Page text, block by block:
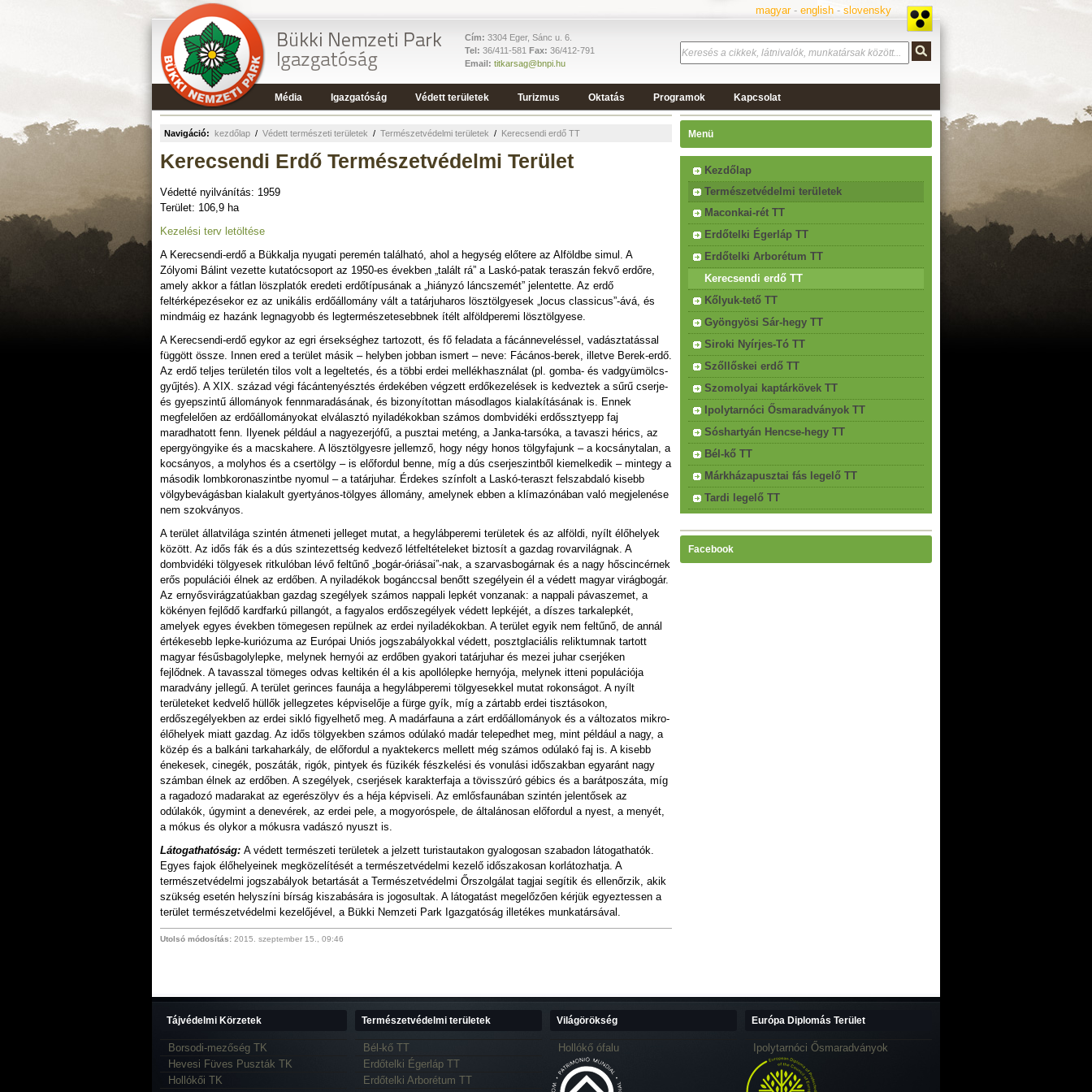
magyar- english - slovensky
Cím: 3304 Eger, Sánc u. 6.
Tel: 36/411-581 Fax: 36/412-791
Email: titkarsag@bnpi.hu
Média Igazgatóság Védett területek Turizmus Oktatás Programok Kapcsolat
Navigáció: kezdőlap / Védett természeti területek / Természetvédelmi területek / Kerecsendi erdő TT
Kerecsendi Erdő Természetvédelmi Terület
Védetté nyilvánítás: 1959
Terület: 106,9 ha
Kezelési terv letöltése
A Kerecsendi-erdő a Bükkalja nyugati peremén található, ahol a hegység előtere az Alföldbe simul. A
Zólyomi Bálint vezette kutatócsoport az 1950-es években „talált rá” a Laskó-patak teraszán fekvő erdőre,
amely akkor a fátlan löszplatók eredeti erdőtípusának a „hiányzó láncszemét” jelentette. Az erdő
feltérképezésekor ez az unikális erdőállomány vált a tatárjuharos lösztölgyesek „locus classicus”-ává, és
mindmáig ez hazánk legnagyobb és legtermészetesebbnek ítélt alföldperemi lösztölgyese.
A Kerecsendi-erdő egykor az egri érsekséghez tartozott, és fő feladata a fácánneveléssel, vadásztatással
függött össze. Innen ered a terület másik – helyben jobban ismert – neve: Fácános-berek, illetve Berek-erdő.
Az erdő teljes területén tilos volt a legeltetés, és a többi erdei mellékhasználat (pl. gomba- és vadgyümölcs-
gyűjtés). A XIX. század végi fácántenyésztés érdekében végzett erdőkezelések is kedveztek a sűrű cserje-
és gyepszintű állományok fennmaradásának, és bizonyítottan másodlagos kialakításának is. Ennek
megfelelően az erdőállományokat elválasztó nyiladékokban számos dombvidéki erdőssztyepp faj
maradhatott fenn. Ilyenek például a nagyezerjófű, a pusztai meténg, a Janka-tarsóka, a tavaszi hérics, az
epergyöngyike és a macskahere. A lösztölgyesre jellemző, hogy négy honos tölgyfajunk – a kocsánytalan, a
kocsányos, a molyhos és a csertölgy – is előfordul benne, míg a dús cserjeszintből kiemelkedik – mintegy a
második lombkoronaszintbe nyomul – a tatárjuhar. Érdekes színfolt a Laskó-teraszt felszabdaló kisebb
völgybevágásban kialakult gyertyános-tölgyes állomány, amelynek ebben a klímazónában való megjelenése
nem szokványos.
A terület állatvilága szintén átmeneti jelleget mutat, a hegylábperemi területek és az alföldi, nyílt élőhelyek
között. Az idős fák és a dús szintezettség kedvező létfeltételeket biztosít a gazdag rovarvilágnak. A
dombvidéki tölgyesek ritkulóban lévő feltűnő „bogár-óriásai”-nak, a szarvasbogárnak és a nagy hőscincérnek
erős populációi élnek az erdőben. A nyiladékok bogánccsal benőtt szegélyein él a védett magyar virágbogár.
Az ernyősvirágzatúakban gazdag szegélyek számos nappali lepkét vonzanak: a nappali pávaszemet, a
kökényen fejlődő kardfarkú pillangót, a fagyalos erdőszegélyek védett lepkéjét, a díszes tarkalepkét,
amelyek egyes években tömegesen repülnek az erdei nyiladékokban. A terület egyik nem feltűnő, de annál
értékesebb lepke-kuriózuma az Európai Uniós jogszabályokkal védett, posztglaciális reliktumnak tartott
magyar fésűsbagolylepke, melynek hernyói az erdőben gyakori tatárjuhar és mezei juhar cserjéken
fejlődnek. A tavasszal tömeges odvas keltikén él a kis apollólepke hernyója, melynek itteni populációja
maradvány jellegű. A terület gerinces faunája a hegylábperemi tölgyesekkel mutat rokonságot. A nyílt
területeket kedvelő hüllők jellegzetes képviselője a fürge gyík, míg a zártabb erdei tisztásokon,
erdőszegélyekben az erdei sikló figyelhető meg. A madárfauna a zárt erdőállományok és a változatos mikro-
élőhelyek miatt gazdag. Az idős tölgyekben számos odúlakó madár telepedhet meg, mint például a nagy, a
közép és a balkáni tarkaharkály, de előfordul a nyaktekercs mellett még számos odúlakó faj is. A kisebb
énekesek, cinegék, poszáták, rigók, pintyek és füzikék fészkelési és vonulási időszakban egyaránt nagy
számban élnek az erdőben. A szegélyek, cserjések karakterfaja a tövisszúró gébics és a barátposzáta, míg
a ragadozó madarakat az egerészölyv és a héja képviseli. Az emlősfaunában szintén jelentősek az
odúlakók, úgymint a denevérek, az erdei pele, a mogyoróspele, de általánosan előfordul a nyest, a menyét,
a mókus és olykor a mókusra vadászó nyuszt is.
Látogathatóság: A védett természeti területek a jelzett turistautakon gyalogosan szabadon látogathatók.
Egyes fajok élőhelyeinek megközelítését a természetvédelmi kezelő időszakosan korlátozhatja. A
természetvédelmi jogszabályok betartását a Természetvédelmi Őrszolgálat tagjai segítik és ellenőrzik, akik
szükség esetén helyszíni bírság kiszabására is jogosultak. A látogatást megelőzően kérjük egyeztessen a
terület természetvédelmi kezelőjével, a Bükki Nemzeti Park Igazgatóság illetékes munkatársával.
Utolsó módosítás: 2015. szeptember 15., 09:46
Menü
Kezdőlap
Természetvédelmi területek
Maconkai-rét TT
Erdőtelki Égerláp TT
Erdőtelki Arborétum TT
Kerecsendi erdő TT
Kőlyuk-tető TT
Gyöngyösi Sár-hegy TT
Siroki Nyírjes-Tó TT
Szőllőskei erdő TT
Szomolyai kaptárkövek TT
Ipolytarnóci Ősmaradványok TT
Sóshartyán Hencse-hegy TT
Bél-kő TT
Márkházapusztai fás legelő TT
Tardi legelő TT
Facebook
Tájvédelmi Körzetek
Borsodi-mezőség TK
Hevesi Füves Puszták TK
Hollókői TK
Természetvédelmi területek
Bél-kő TT
Erdőtelki Égerláp TT
Erdőtelki Arborétum TT
Világörökség
Hollókő ófalu
Európa Diplomás Terület
Ipolytarnóci Ősmaradványok